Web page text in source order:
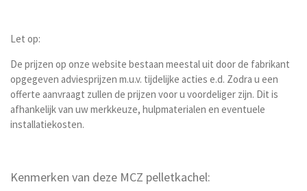
Let op:
De prijzen op onze website bestaan meestal uit door de fabrikant
opgegeven adviesprijzen m.u.v. tijdelijke acties e.d. Zodra u een
offerte aanvraagt zullen de prijzen voor u voordeliger zijn. Dit is
afhankelijk van uw merkkeuze, hulpmaterialen en eventuele
installatiekosten.
Kenmerken van deze MCZ pelletkachel: